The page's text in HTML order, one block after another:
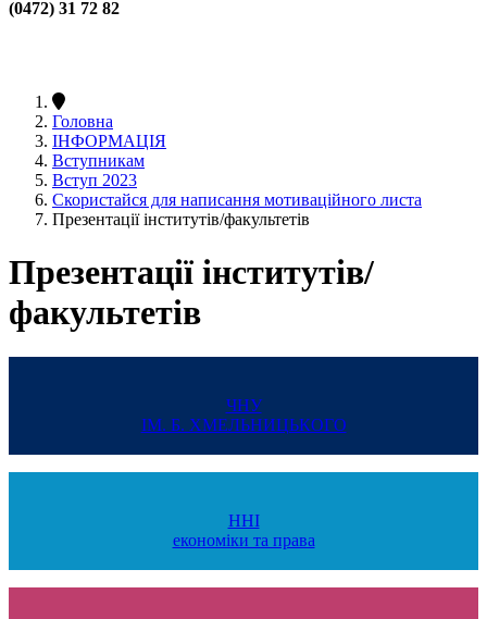
(0472) 31 72 82
Головна
ІНФОРМАЦІЯ
Вступникам
Вступ 2023
Скористайся для написання мотиваційного листа
Презентації інститутів/факультетів
Презентації інститутів/
факультетів
ЧНУ
ІМ. Б. ХМЕЛЬНИЦЬКОГО
ННІ
економіки та права